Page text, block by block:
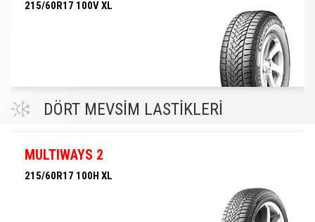
215/60R17 100V XL
DÖRT MEVSİM LASTİKLERİ
MULTIWAYS 2
215/60R17 100H XL